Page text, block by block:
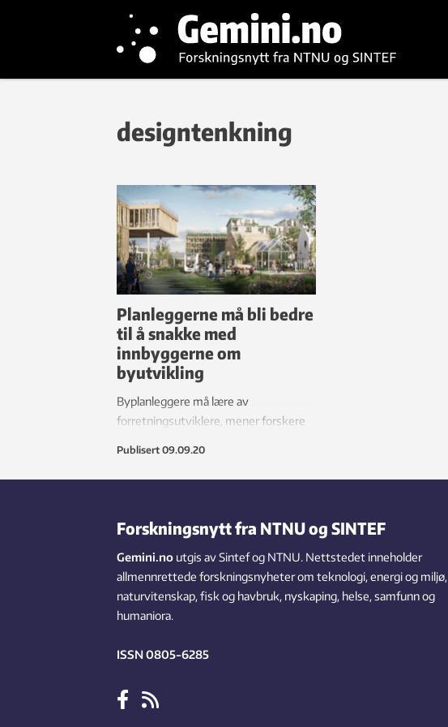
designtenkning
Planleggerne må bli bedre
til å snakke med
innbyggerne om
byutvikling
Byplanleggere må lære av
forretningsutviklere, mener forskere
forventninger er helt nødvendig når
byområde.
Publisert 09.09.20
Forskningsnytt fra NTNU og SINTEF
Gemini.no utgis av Sintef og NTNU. Nettstedet inneholder
allmennrettede forskningsnyheter om teknologi, energi og miljø,
naturvitenskap, fisk og havbruk, nyskaping, helse, samfunn og
humaniora.
ISSN 0805-6285